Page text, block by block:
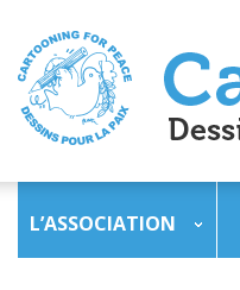
L’ASSOCIATION